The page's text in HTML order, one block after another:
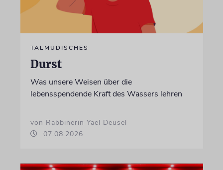
TALMUDISCHES
Durst
Was unsere Weisen über die
lebensspendende Kraft des Wassers lehren
von Rabbinerin Yael Deusel
07.08.2026